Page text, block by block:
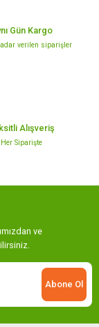
Gün Kargo
verilen siparişler
Alışveriş
Her Siparişte
ve
Abone Ol